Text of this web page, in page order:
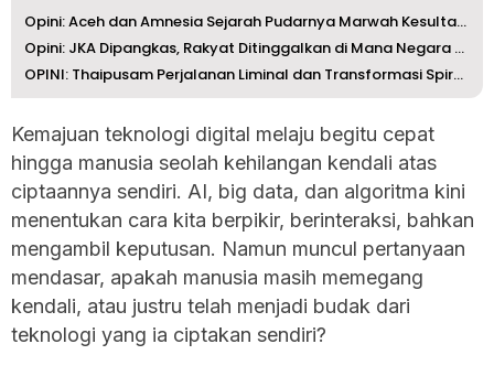
Opini: Aceh dan Amnesia Sejarah Pudarnya Marwah Kesultana...
Opini: JKA Dipangkas, Rakyat Ditinggalkan di Mana Negara ...
OPINI: Thaipusam Perjalanan Liminal dan Transformasi Spir...
Kemajuan teknologi digital melaju begitu cepat
hingga manusia seolah kehilangan kendali atas
ciptaannya sendiri. AI, big data, dan algoritma kini
menentukan cara kita berpikir, berinteraksi, bahkan
mengambil keputusan. Namun muncul pertanyaan
mendasar, apakah manusia masih memegang
kendali, atau justru telah menjadi budak dari
teknologi yang ia ciptakan sendiri?